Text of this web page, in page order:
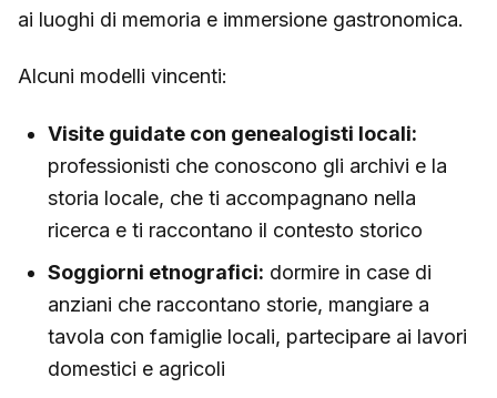
ai luoghi di memoria e immersione gastronomica.
Alcuni modelli vincenti:
Visite guidate con genealogisti locali:
professionisti che conoscono gli archivi e la
storia locale, che ti accompagnano nella
ricerca e ti raccontano il contesto storico
Soggiorni etnografici: dormire in case di
anziani che raccontano storie, mangiare a
tavola con famiglie locali, partecipare ai lavori
domestici e agricoli